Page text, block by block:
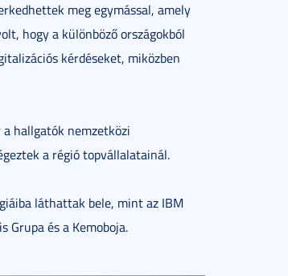
meg egymással, amely
hogy a különböző országokból
kérdéseket, miközben
hallgatók nemzetközi
a régió topvállalatainál.
láthattak bele, mint az IBM
Grupa és a Kemoboja.